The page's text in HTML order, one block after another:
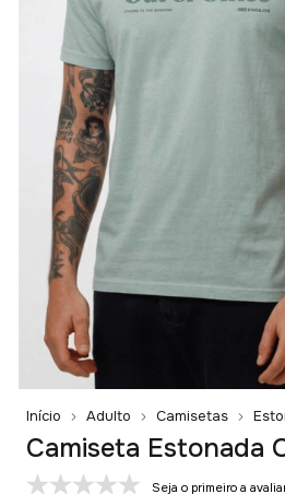
Início Adulto Camisetas
Camiseta Estonada
Seja o primeiro a